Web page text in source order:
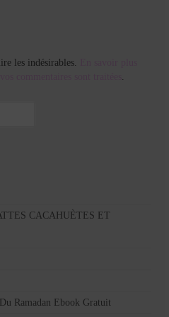
les indésirables.
CACAHUÈTES ET
Ramadan Ebook Gratuit